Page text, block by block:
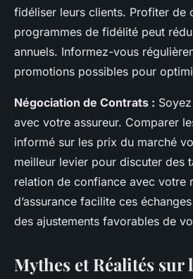
fidéliser leurs clients. Profiter de
programmes de fidélité peut
annuels. Informez-vous
promotions possibles pour
Négociation de Contrats :
avec votre assureur. Comparer
informé sur les prix du marché
meilleur levier pour discuter des
relation de confiance avec votre
d’assurance facilite ces
des ajustements favorables de
Mythes et Réalités sur